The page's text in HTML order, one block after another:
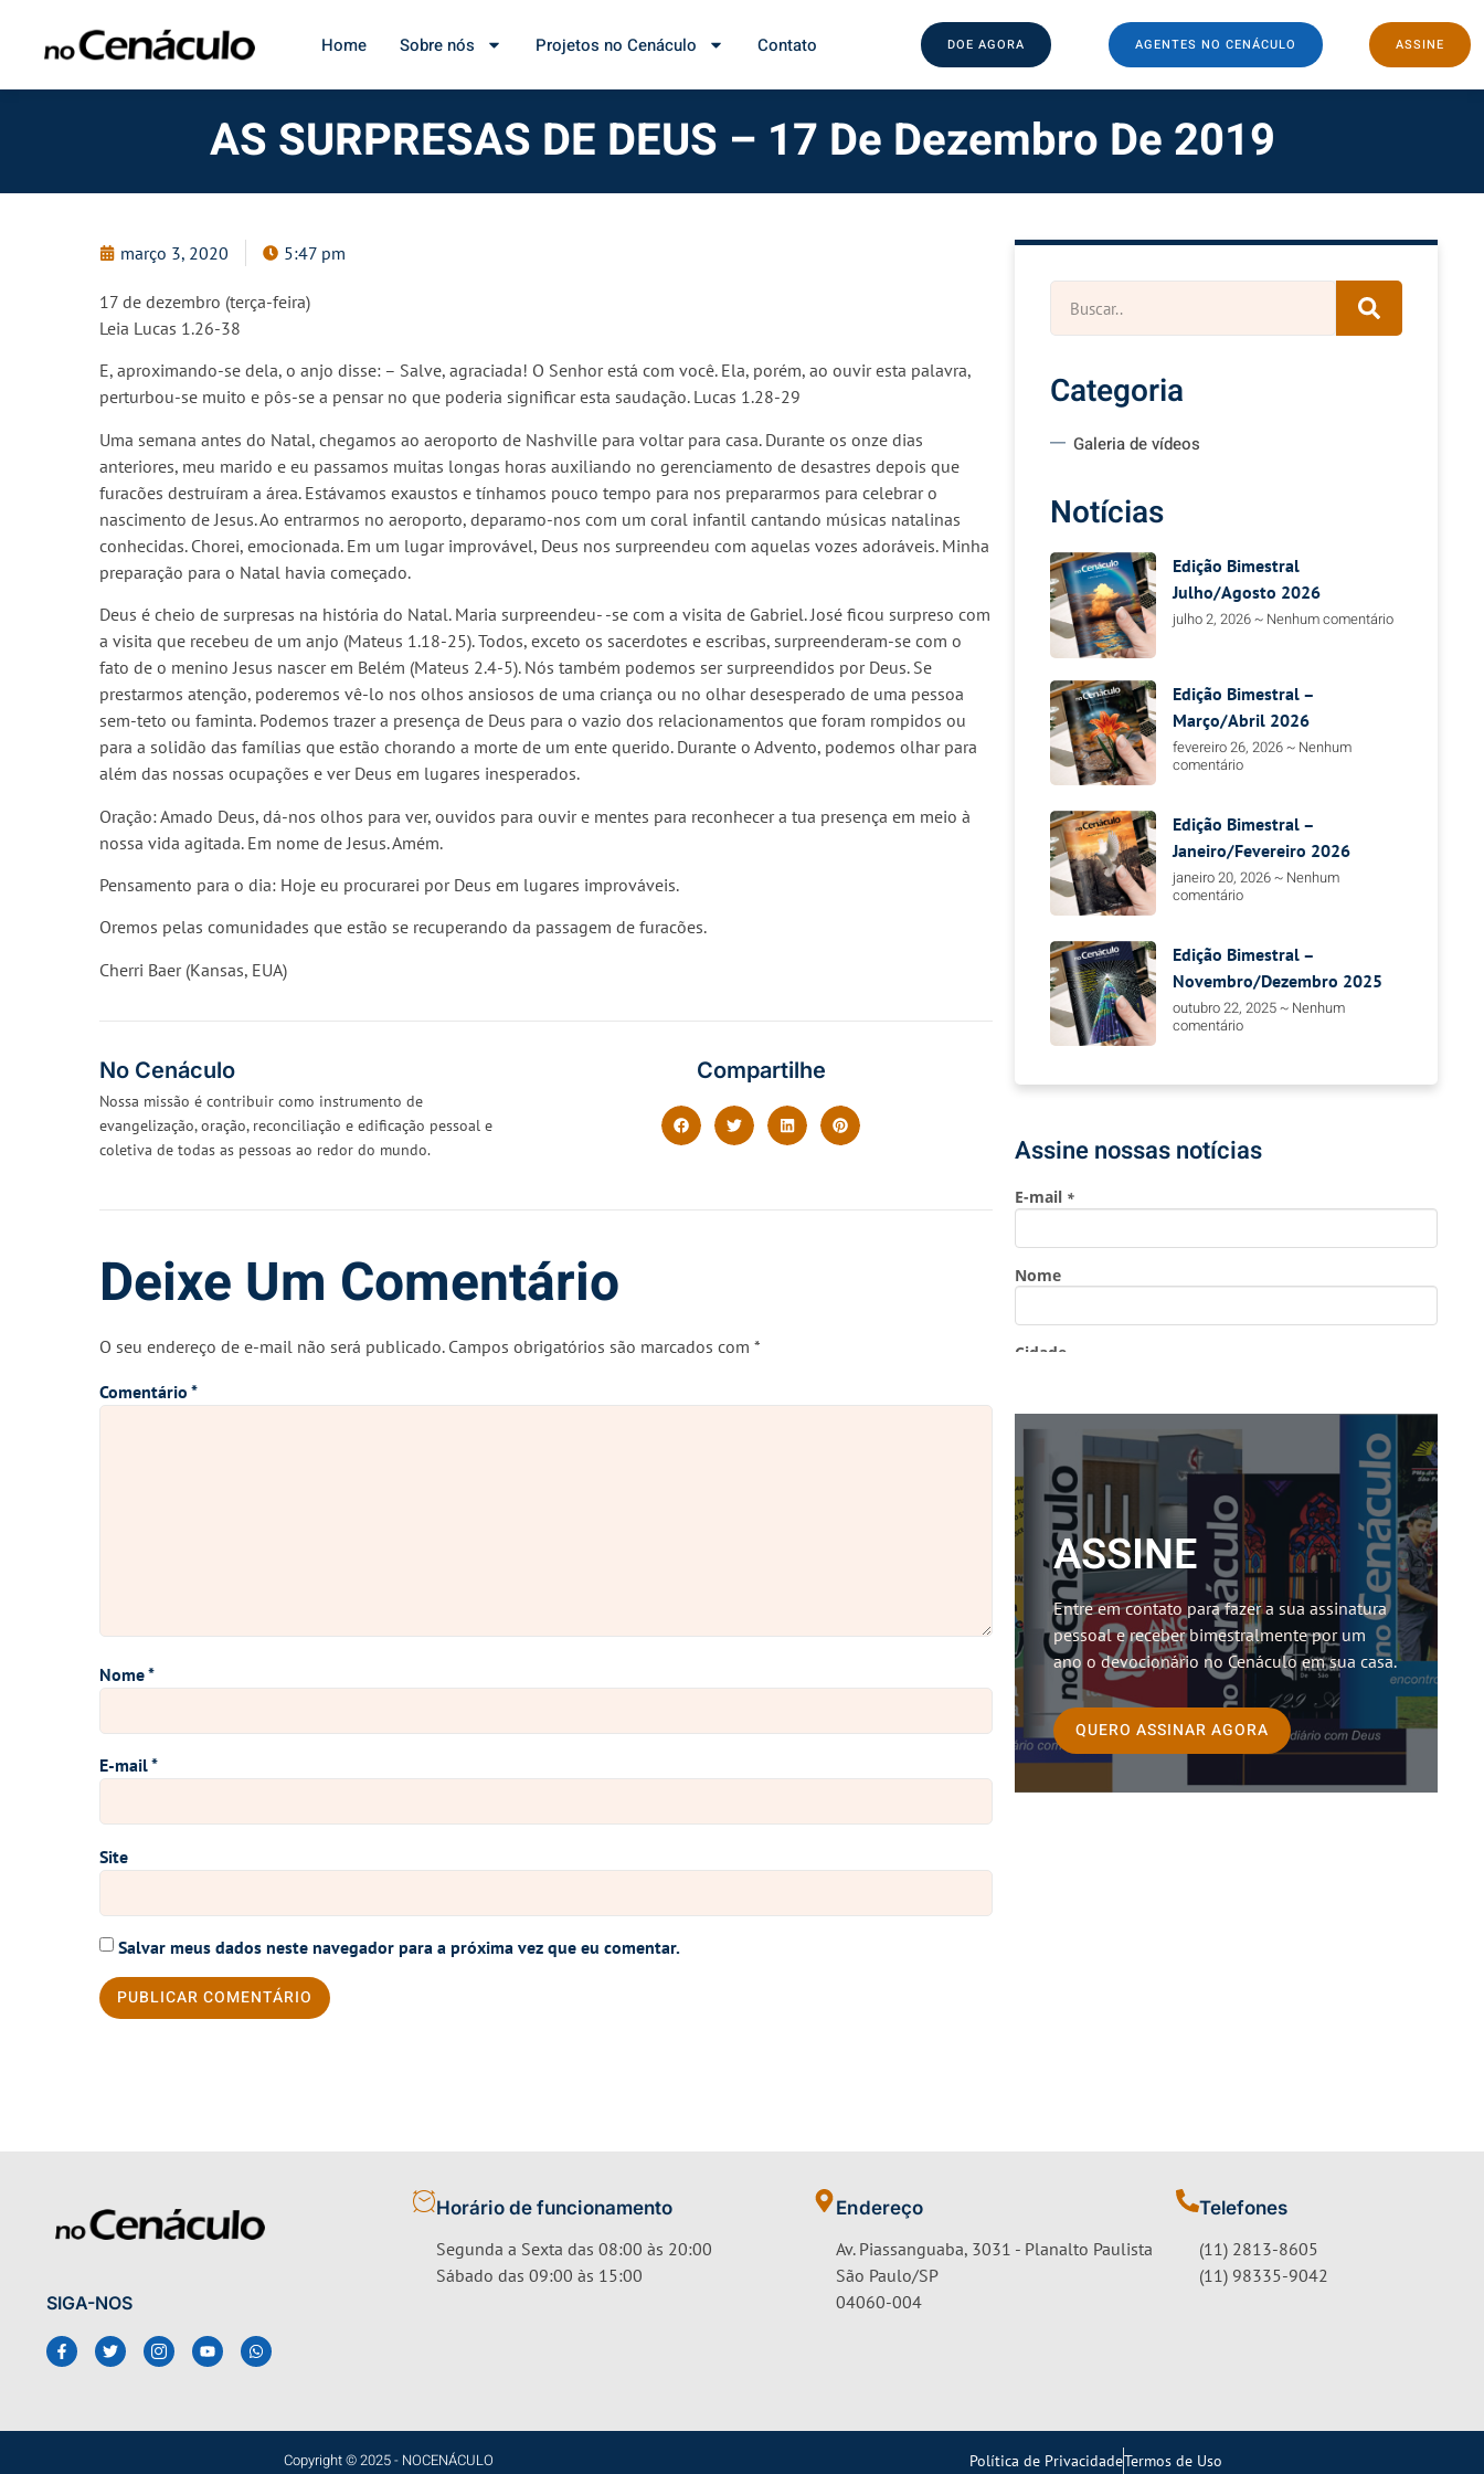
Home Sobre nós Projetos no Cenáculo Contato DOE AGORA AGENTES NO CENÁCULO ASSINE
AS SURPRESAS DE DEUS – 17 De Dezembro De 2019
março 3, 2020 5:47 pm
17 de dezembro (terça-feira)
Leia Lucas 1.26-38
E, aproximando-se dela, o anjo disse: – Salve, agraciada! O Senhor está com você. Ela, porém, ao ouvir esta palavra,
perturbou-se muito e pôs-se a pensar no que poderia significar esta saudação. Lucas 1.28-29
Uma semana antes do Natal, chegamos ao aeroporto de Nashville para voltar para casa. Durante os onze dias
anteriores, meu marido e eu passamos muitas longas horas auxiliando no gerenciamento de desastres depois que
furacões destruíram a área. Estávamos exaustos e tínhamos pouco tempo para nos prepararmos para celebrar o
nascimento de Jesus. Ao entrarmos no aeroporto, deparamo-nos com um coral infantil cantando músicas natalinas
conhecidas. Chorei, emocionada. Em um lugar improvável, Deus nos surpreendeu com aquelas vozes adoráveis. Minha
preparação para o Natal havia começado.
Deus é cheio de surpresas na história do Natal. Maria surpreendeu- -se com a visita de Gabriel. José ficou surpreso com
a visita que recebeu de um anjo (Mateus 1.18-25). Todos, exceto os sacerdotes e escribas, surpreenderam-se com o
fato de o menino Jesus nascer em Belém (Mateus 2.4-5). Nós também podemos ser surpreendidos por Deus. Se
prestarmos atenção, poderemos vê-lo nos olhos ansiosos de uma criança ou no olhar desesperado de uma pessoa
sem-teto ou faminta. Podemos trazer a presença de Deus para o vazio dos relacionamentos que foram rompidos ou
para a solidão das famílias que estão chorando a morte de um ente querido. Durante o Advento, podemos olhar para
além das nossas ocupações e ver Deus em lugares inesperados.
Oração: Amado Deus, dá-nos olhos para ver, ouvidos para ouvir e mentes para reconhecer a tua presença em meio à
nossa vida agitada. Em nome de Jesus. Amém.
Pensamento para o dia: Hoje eu procurarei por Deus em lugares improváveis.
Oremos pelas comunidades que estão se recuperando da passagem de furacões.
Cherri Baer (Kansas, EUA)
No Cenáculo
Nossa missão é contribuir como instrumento de
evangelização, oração, reconciliação e edificação pessoal e
coletiva de todas as pessoas ao redor do mundo.
Compartilhe
Deixe Um Comentário
O seu endereço de e-mail não será publicado. Campos obrigatórios são marcados com *
Comentário *
Nome*
E-mail*
Site
Salvar meus dados neste navegador para a próxima vez que eu comentar.
Categoria
Galeria de vídeos
Notícias
Edição Bimestral
Julho/Agosto 2026
julho 2, 2026 Nenhum comentário
Edição Bimestral –
Março/Abril 2026
fevereiro 26, 2026 Nenhum
comentário
Edição Bimestral –
Janeiro/Fevereiro 2026
janeiro 20, 2026 Nenhum
comentário
Edição Bimestral –
Novembro/Dezembro 2025
outubro 22, 2025 Nenhum
comentário
Assine nossas notícias
ASSINE
Entre em contato para fazer a sua assinatura
pessoal e receber bimestralmente por um
ano o devocionário no Cenáculo em sua casa.
QUERO ASSINAR AGORA
SIGA-NOS
Horário de funcionamento
Segunda a Sexta das 08:00 às 20:00
Sábado das 09:00 às 15:00
Endereço
Av. Piassanguaba, 3031 - Planalto Paulista
São Paulo/SP
04060-004
Telefones
(11) 2813-8605
(11) 98335-9042
Copyright © 2025 - NOCENÁCULO Política de PrivacidadeTermos de Uso